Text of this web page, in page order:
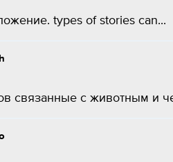
types of stories can...
связанные с животным и